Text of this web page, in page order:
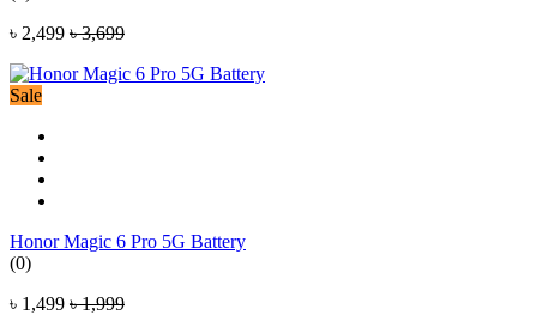
৳ 2,499 ৳ 3,699
Sale
Honor Magic 6 Pro 5G Battery
(0)
৳ 1,499 ৳ 1,999